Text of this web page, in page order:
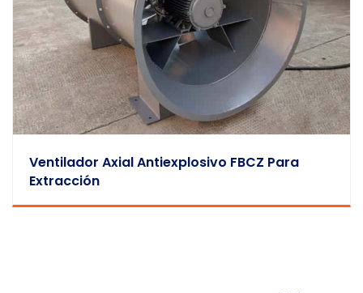
Ventilador Axial Antiexplosivo FBCZ Para
Extracción